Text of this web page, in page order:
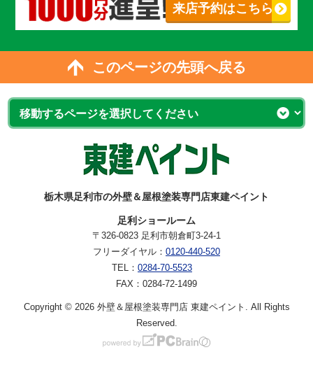
来店予約はこちら
このページの先頭へ戻る
栃木県足利市の外壁＆屋根塗装専門店東建ペイント
足利ショールーム
〒326-0823 足利市朝倉町3-24-1
フリーダイヤル： 0120-440-520
TEL： 0284-70-5523
FAX：0284-72-1499
Copyright © 2026 外壁＆屋根塗装専門店 東建ペイント. All Rights
Reserved.